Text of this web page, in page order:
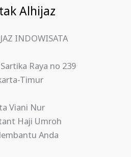
Alhijaz
INDOWISATA
Raya no 239
Timur
Viani Nur
Haji Umroh
Anda